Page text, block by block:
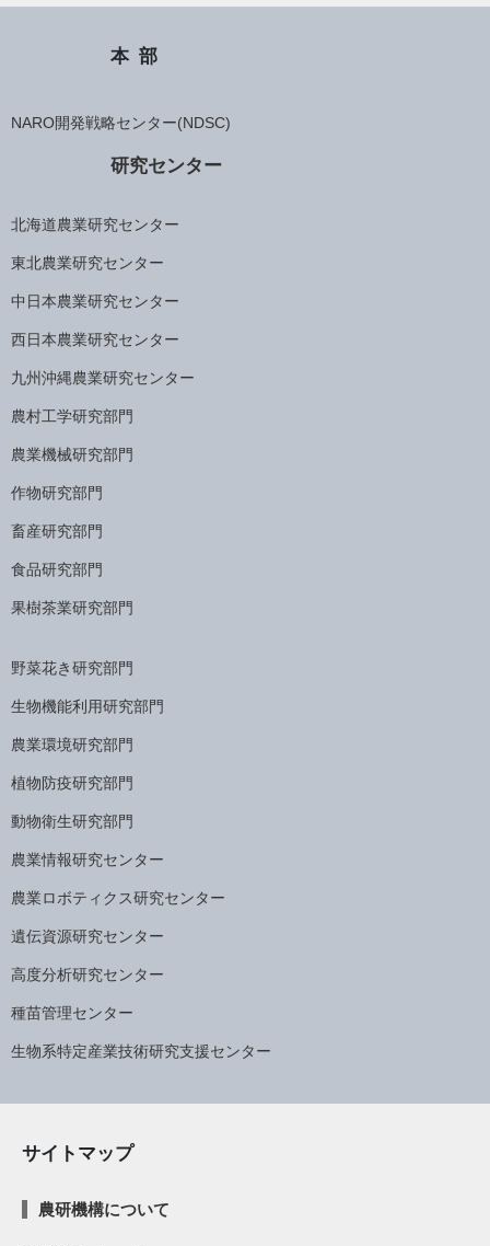
本部
NARO開発戦略センター(NDSC)
研究センター
北海道農業研究センター
東北農業研究センター
中日本農業研究センター
西日本農業研究センター
九州沖縄農業研究センター
農村工学研究部門
農業機械研究部門
作物研究部門
畜産研究部門
食品研究部門
果樹茶業研究部門
野菜花き研究部門
生物機能利用研究部門
農業環境研究部門
植物防疫研究部門
動物衛生研究部門
農業情報研究センター
農業ロボティクス研究センター
遺伝資源研究センター
高度分析研究センター
種苗管理センター
生物系特定産業技術研究支援センター
サイトマップ
農研機構について